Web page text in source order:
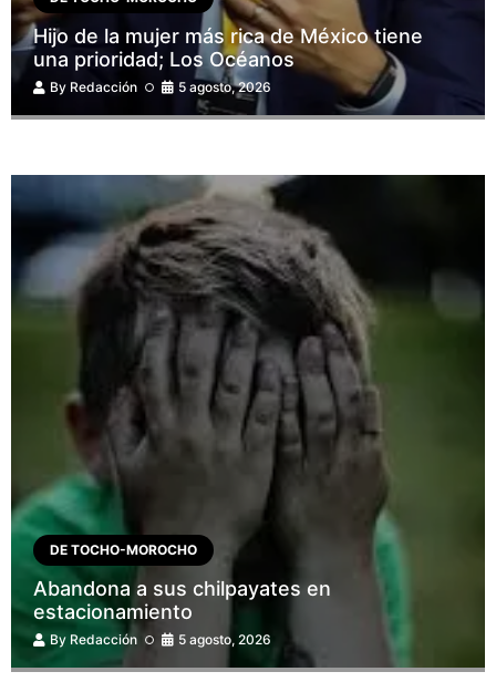
Hijo de la mujer más rica de México tiene
una prioridad; Los Océanos
By Redacción 5 agosto, 2026
DE TOCHO-MOROCHO
Abandona a sus chilpayates en
estacionamiento
By Redacción 5 agosto, 2026